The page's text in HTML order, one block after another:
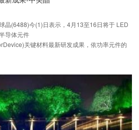
晶(6488)今(1)日表示，4月13至16日将于 LED
导体元件
关键材料最新研发成果，依功率元件的